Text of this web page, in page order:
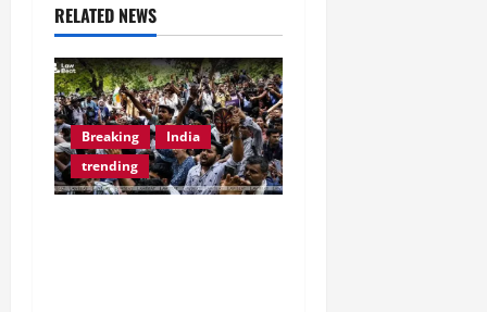
RELATED NEWS
Breaking
India
trending